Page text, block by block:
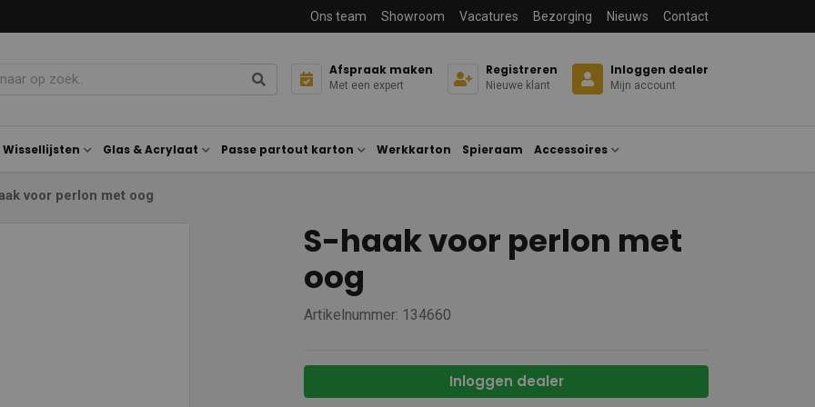
Ons team Showroom Vacatures Bezorging Nieuws Contact
Afspraak maken
Met een expert
Registreren
Nieuwe klant
Inloggen dealer
Mijn account
Wissellijsten Glas & Acrylaat Passe partout karton Werkkarton Spieraam Accessoires
voor perlon met oog
S-haak voor perlon met
oog
Artikelnummer: 134660
Inloggen dealer